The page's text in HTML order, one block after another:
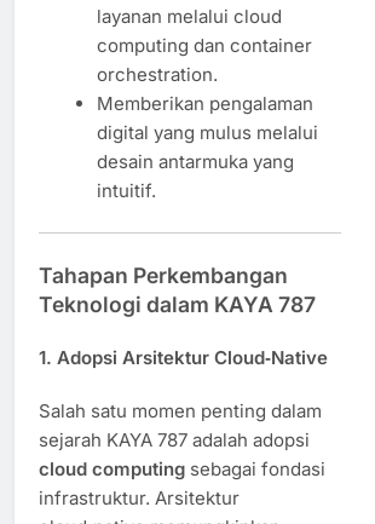
layanan melalui cloud
computing dan container
orchestration.
Memberikan pengalaman
digital yang mulus melalui
desain antarmuka yang
intuitif.
Tahapan Perkembangan
Teknologi dalam KAYA 787
1. Adopsi Arsitektur Cloud‑Native
Salah satu momen penting dalam
sejarah KAYA 787 adalah adopsi
cloud computing sebagai fondasi
infrastruktur. Arsitektur